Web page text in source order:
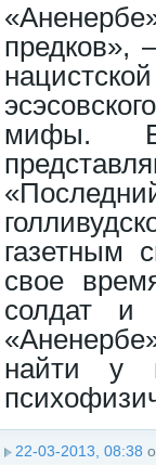
предков»,
мифы.
газетным
свое
солдат
найти у
22-03-2013, 08:38